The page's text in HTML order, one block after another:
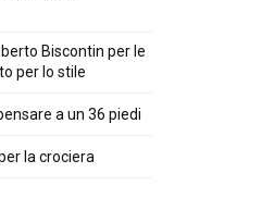
Biscontin per le
per lo stile
a un 36 piedi
la crociera